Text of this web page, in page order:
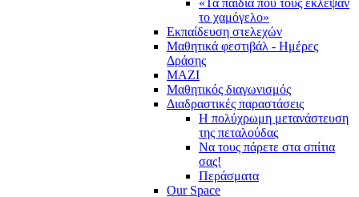
«Τα παιδιά που τους έκλεψαν
το χαμόγελο»
Εκπαίδευση στελεχών
Μαθητικά φεστιβάλ - Ημέρες
Δράσης
ΜΑΖΙ
Μαθητικός διαγωνισμός
Διαδραστικές παραστάσεις
Η πολύχρωμη μετανάστευση
της πεταλούδας
Να τους πάρετε στα σπίτια
σας!
Περάσματα
Our Space